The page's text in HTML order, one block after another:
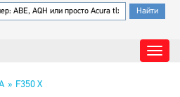
F350 X